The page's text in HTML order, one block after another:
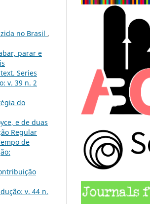
no Brasil ,
parar e
Series
v. 39 n. 2
do
e de duas
Regular
de
v. 44 n.